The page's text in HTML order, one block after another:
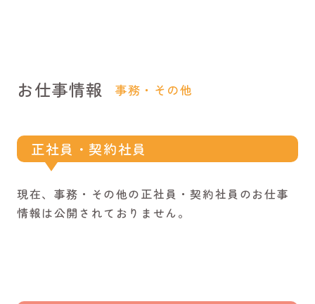
お仕事情報 事務・その他
正社員・契約社員
現在、事務・その他の正社員・契約社員のお仕事
情報は公開されておりません。